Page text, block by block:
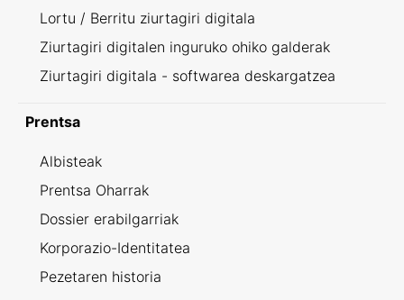
Lortu / Berritu ziurtagiri digitala
Ziurtagiri digitalen inguruko ohiko galderak
Ziurtagiri digitala - softwarea deskargatzea
Prentsa
Albisteak
Prentsa Oharrak
Dossier erabilgarriak
Korporazio-Identitatea
Pezetaren historia